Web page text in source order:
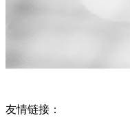
友情链接：